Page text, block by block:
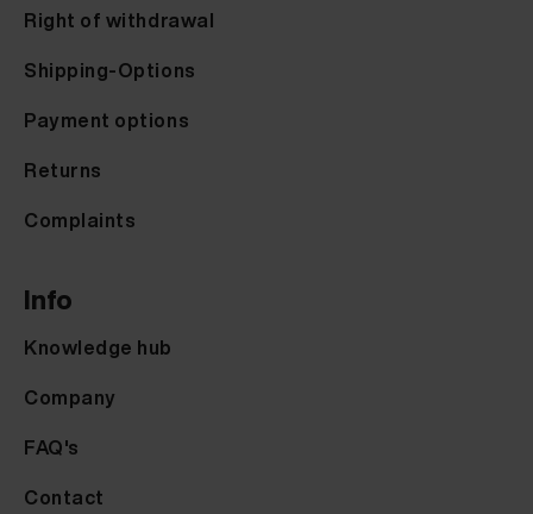
Right of withdrawal
Shipping-Options
Payment options
Returns
Complaints
Info
Knowledge hub
Company
FAQ's
Contact